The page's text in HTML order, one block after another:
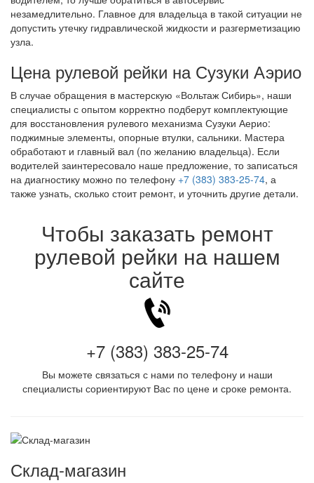
незамедлительно. Главное для владельца в такой ситуации не
допустить утечку гидравлической жидкости и разгерметизацию
узла.
Цена рулевой рейки на Сузуки Аэрио
В случае обращения в мастерскую «Вольтаж Сибирь», наши
специалисты с опытом корректно подберут комплектующие
для восстановления рулевого механизма Сузуки Аерио:
поджимные элементы, опорные втулки, сальники. Мастера
обработают и главный вал (по желанию владельца). Если
водителей заинтересовало наше предложение, то записаться
на диагностику можно по телефону +7 (383) 383-25-74, а
также узнать, сколько стоит ремонт, и уточнить другие детали.
Чтобы заказать ремонт
рулевой рейки на нашем
сайте
+7 (383) 383-25-74
Вы можете связаться с нами по телефону и наши
специалисты сориентируют Вас по цене и сроке ремонта.
Склад-магазин